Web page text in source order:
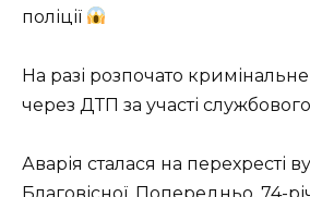
поліції
На разі розпочато
через ДТП за участі службового
Аварія сталася на перехресті